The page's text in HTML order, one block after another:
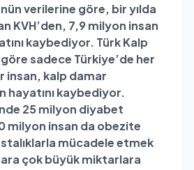
verilerine göre, bir yılda
KVH’den, 7,9 milyon insan
kaybediyor. Türk Kalp
sadece Türkiye’de her
insan, kalp damar
hayatını kaybediyor.
25 milyon diyabet
milyon insan da obezite
mücadele etmek
çok büyük miktarlara